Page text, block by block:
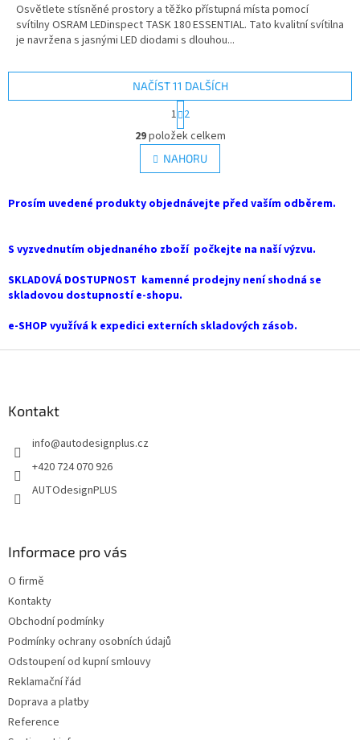
Osvětlete stísněné prostory a těžko přístupná místa pomocí
svítilny OSRAM LEDinspect TASK 180 ESSENTIAL. Tato kvalitní svítilna
je navržena s jasnými LED diodami s dlouhou...
O
v
l
á
a
p
v
k
v
NAČÍST 11 DALŠÍCH
S
t
r
á
n
k
v
í
1 2
29položek celkem
NAHORU
Prosím uvedené produkty objednávejte před vaším odběrem.
S vyzvednutím objednaného zboží počkejte na naší výzvu.
SKLADOVÁ DOSTUPNOST kamenné prodejny není shodná se
skladovou dostupností e-shopu.
e-SHOP využívá k expedici externích skladových zásob.
Kontakt
info@autodesignplus.cz
+420 724 070 926
AUTOdesignPLUS
Informace pro vás
O firmě
Kontakty
Obchodní podmínky
Podmínky ochrany osobních údajů
Odstoupení od kupní smlouvy
Reklamační řád
Doprava a platby
Reference